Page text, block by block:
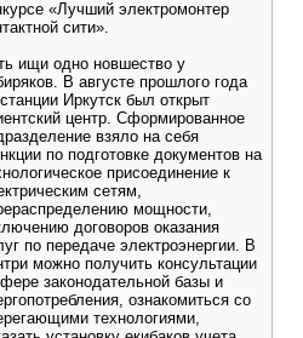
«Лучший электромонтер
сити».
ищи одно новшество у
В августе прошлого года
Иркутск был открыт
центр. Сформированное
взяло на себя
по подготовке документов на
присоединение к
сетям,
мощности,
договоров оказания
по передаче электроэнергии. В
можно получить консультации
законодательной базы и
ознакомиться со
технологиями,